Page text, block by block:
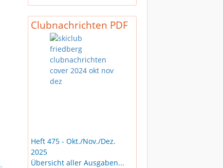
Clubnachrichten PDF
Heft 475 - Okt./Nov./Dez.
2025
Übersicht aller Ausgaben...